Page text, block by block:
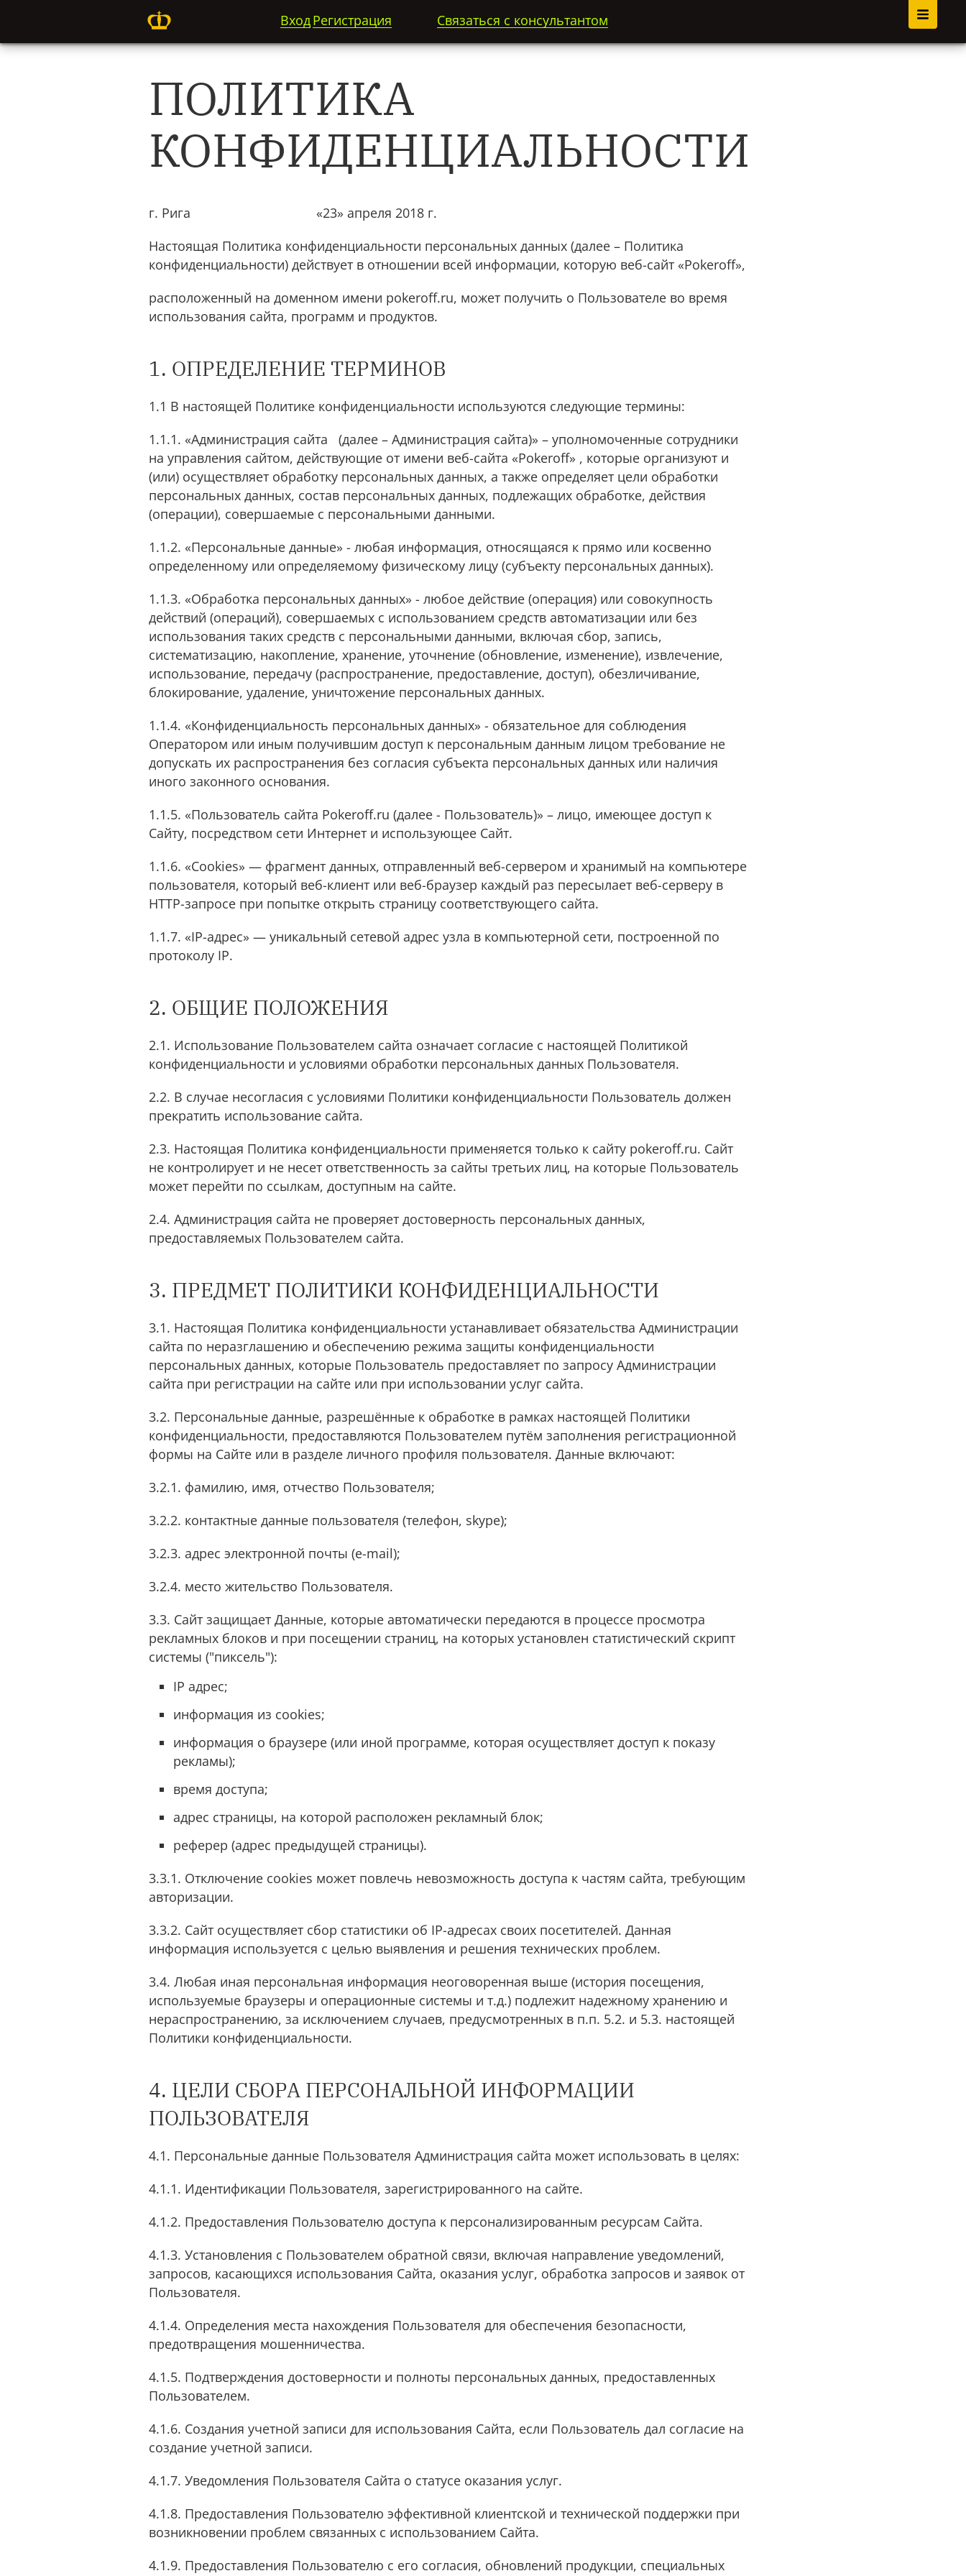
ВходРегистрация Связаться с консультантом
ПОЛИТИКА
КОНФИДЕНЦИАЛЬНОСТИ
г. Рига «23» апреля 2018 г.
Настоящая Политика конфиденциальности персональных данных (далее – Политика
конфиденциальности) действует в отношении всей информации, которую веб-сайт «Pokeroff»,
расположенный на доменном имени pokeroff.ru, может получить о Пользователе во время
использования сайта, программ и продуктов.
1. ОПРЕДЕЛЕНИЕ ТЕРМИНОВ
1.1 В настоящей Политике конфиденциальности используются следующие термины:
1.1.1. «Администрация сайта (далее – Администрация сайта)» – уполномоченные сотрудники
на управления сайтом, действующие от имени веб-сайта «Pokeroff» , которые организуют и
(или) осуществляет обработку персональных данных, а также определяет цели обработки
персональных данных, состав персональных данных, подлежащих обработке, действия
(операции), совершаемые с персональными данными.
1.1.2. «Персональные данные» - любая информация, относящаяся к прямо или косвенно
определенному или определяемому физическому лицу (субъекту персональных данных).
1.1.3. «Обработка персональных данных» - любое действие (операция) или совокупность
действий (операций), совершаемых с использованием средств автоматизации или без
использования таких средств с персональными данными, включая сбор, запись,
систематизацию, накопление, хранение, уточнение (обновление, изменение), извлечение,
использование, передачу (распространение, предоставление, доступ), обезличивание,
блокирование, удаление, уничтожение персональных данных.
1.1.4. «Конфиденциальность персональных данных» - обязательное для соблюдения
Оператором или иным получившим доступ к персональным данным лицом требование не
допускать их распространения без согласия субъекта персональных данных или наличия
иного законного основания.
1.1.5. «Пользователь сайта Pokeroff.ru (далее - Пользователь)» – лицо, имеющее доступ к
Сайту, посредством сети Интернет и использующее Сайт.
1.1.6. «Cookies» — фрагмент данных, отправленный веб-сервером и хранимый на компьютере
пользователя, который веб-клиент или веб-браузер каждый раз пересылает веб-серверу в
HTTP-запросе при попытке открыть страницу соответствующего сайта.
1.1.7. «IP-адрес» — уникальный сетевой адрес узла в компьютерной сети, построенной по
протоколу IP.
2. ОБЩИЕ ПОЛОЖЕНИЯ
2.1. Использование Пользователем сайта означает согласие с настоящей Политикой
конфиденциальности и условиями обработки персональных данных Пользователя.
2.2. В случае несогласия с условиями Политики конфиденциальности Пользователь должен
прекратить использование сайта.
2.3. Настоящая Политика конфиденциальности применяется только к сайту pokeroff.ru. Сайт
не контролирует и не несет ответственность за сайты третьих лиц, на которые Пользователь
может перейти по ссылкам, доступным на сайте.
2.4. Администрация сайта не проверяет достоверность персональных данных,
предоставляемых Пользователем сайта.
3. ПРЕДМЕТ ПОЛИТИКИ КОНФИДЕНЦИАЛЬНОСТИ
3.1. Настоящая Политика конфиденциальности устанавливает обязательства Администрации
сайта по неразглашению и обеспечению режима защиты конфиденциальности
персональных данных, которые Пользователь предоставляет по запросу Администрации
сайта при регистрации на сайте или при использовании услуг сайта.
3.2. Персональные данные, разрешённые к обработке в рамках настоящей Политики
конфиденциальности, предоставляются Пользователем путём заполнения регистрационной
формы на Сайте или в разделе личного профиля пользователя. Данные включают:
3.2.1. фамилию, имя, отчество Пользователя;
3.2.2. контактные данные пользователя (телефон, skype);
3.2.3. адрес электронной почты (e-mail);
3.2.4. место жительство Пользователя.
3.3. Сайт защищает Данные, которые автоматически передаются в процессе просмотра
рекламных блоков и при посещении страниц, на которых установлен статистический скрипт
системы ("пиксель"):
IP адрес;
информация из cookies;
информация о браузере (или иной программе, которая осуществляет доступ к показу
рекламы);
время доступа;
адрес страницы, на которой расположен рекламный блок;
реферер (адрес предыдущей страницы).
3.3.1. Отключение cookies может повлечь невозможность доступа к частям сайта, требующим
авторизации.
3.3.2. Сайт осуществляет сбор статистики об IP-адресах своих посетителей. Данная
информация используется с целью выявления и решения технических проблем.
3.4. Любая иная персональная информация неоговоренная выше (история посещения,
используемые браузеры и операционные системы и т.д.) подлежит надежному хранению и
нераспространению, за исключением случаев, предусмотренных в п.п. 5.2. и 5.3. настоящей
Политики конфиденциальности.
4. ЦЕЛИ СБОРА ПЕРСОНАЛЬНОЙ ИНФОРМАЦИИ
ПОЛЬЗОВАТЕЛЯ
4.1. Персональные данные Пользователя Администрация сайта может использовать в целях:
4.1.1. Идентификации Пользователя, зарегистрированного на сайте.
4.1.2. Предоставления Пользователю доступа к персонализированным ресурсам Сайта.
4.1.3. Установления с Пользователем обратной связи, включая направление уведомлений,
запросов, касающихся использования Сайта, оказания услуг, обработка запросов и заявок от
Пользователя.
4.1.4. Определения места нахождения Пользователя для обеспечения безопасности,
предотвращения мошенничества.
4.1.5. Подтверждения достоверности и полноты персональных данных, предоставленных
Пользователем.
4.1.6. Создания учетной записи для использования Сайта, если Пользователь дал согласие на
создание учетной записи.
4.1.7. Уведомления Пользователя Сайта о статусе оказания услуг.
4.1.8. Предоставления Пользователю эффективной клиентской и технической поддержки при
возникновении проблем связанных с использованием Сайта.
4.1.9. Предоставления Пользователю с его согласия, обновлений продукции, специальных